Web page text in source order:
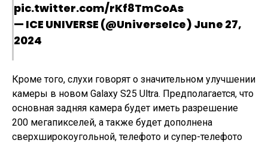
pic.twitter.com/rKf8TmCoAs
— ICE UNIVERSE (@UniverseIce) June 27,
2024
Кроме того, слухи говорят о значительном улучшении
камеры в новом Galaxy S25 Ultra. Предполагается, что
основная задняя камера будет иметь разрешение
200 мегапикселей, а также будет дополнена
сверхширокоугольной, телефото и супер-телефото